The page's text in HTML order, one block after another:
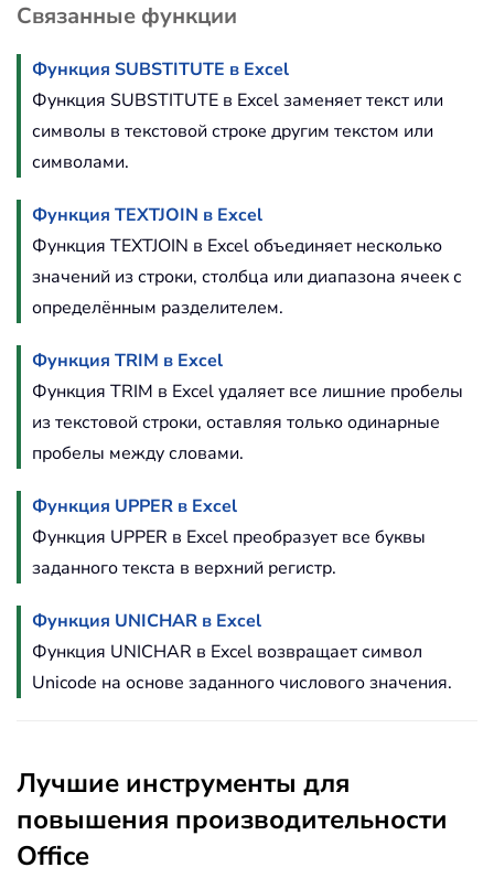
Связанные функции
Функция SUBSTITUTE в Excel
Функция SUBSTITUTE в Excel заменяет текст или
символы в текстовой строке другим текстом или
символами.
Функция TEXTJOIN в Excel
Функция TEXTJOIN в Excel объединяет несколько
значений из строки, столбца или диапазона ячеек с
определённым разделителем.
Функция TRIM в Excel
Функция TRIM в Excel удаляет все лишние пробелы
из текстовой строки, оставляя только одинарные
пробелы между словами.
Функция UPPER в Excel
Функция UPPER в Excel преобразует все буквы
заданного текста в верхний регистр.
Функция UNICHAR в Excel
Функция UNICHAR в Excel возвращает символ
Unicode на основе заданного числового значения.
Лучшие инструменты для
повышения производительности
Office